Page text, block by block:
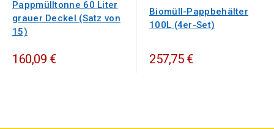
Pappmülltonne 60 Liter
grauer Deckel (Satz von
15)
160,09 €
Biomüll-Pappbehälter
100L (4er-Set)
257,75 €